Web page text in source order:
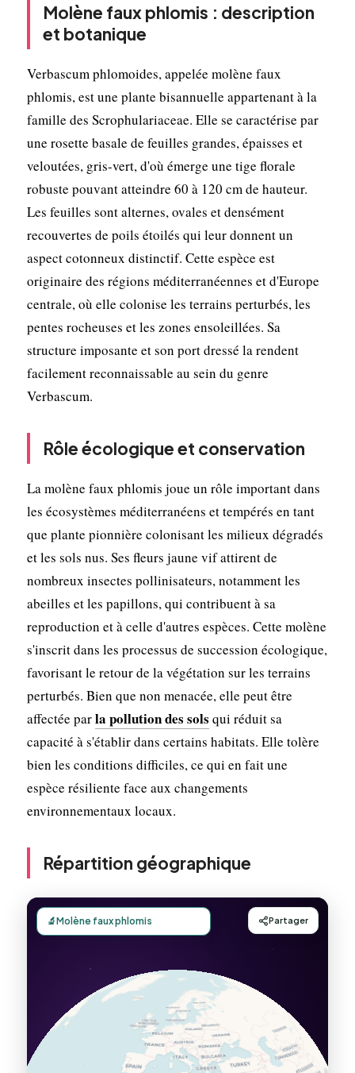
Molène faux phlomis : description
et botanique
Verbascum phlomoides, appelée molène faux
phlomis, est une plante bisannuelle appartenant à la
famille des Scrophulariaceae. Elle se caractérise par
une rosette basale de feuilles grandes, épaisses et
veloutées, gris-vert, d'où émerge une tige florale
robuste pouvant atteindre 60 à 120 cm de hauteur.
Les feuilles sont alternes, ovales et densément
recouvertes de poils étoilés qui leur donnent un
aspect cotonneux distinctif. Cette espèce est
originaire des régions méditerranéennes et d'Europe
centrale, où elle colonise les terrains perturbés, les
pentes rocheuses et les zones ensoleillées. Sa
structure imposante et son port dressé la rendent
facilement reconnaissable au sein du genre
Verbascum.
Rôle écologique et conservation
La molène faux phlomis joue un rôle important dans
les écosystèmes méditerranéens et tempérés en tant
que plante pionnière colonisant les milieux dégradés
et les sols nus. Ses fleurs jaune vif attirent de
nombreux insectes pollinisateurs, notamment les
abeilles et les papillons, qui contribuent à sa
reproduction et à celle d'autres espèces. Cette molène
s'inscrit dans les processus de succession écologique,
favorisant le retour de la végétation sur les terrains
perturbés. Bien que non menacée, elle peut être
affectée parla pollution des sols qui réduit sa
capacité à s'établir dans certains habitats. Elle tolère
bien les conditions difficiles, ce qui en fait une
espèce résiliente face aux changements
environnementaux locaux.
Répartition géographique